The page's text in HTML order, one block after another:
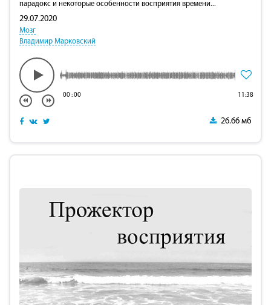
парадокс и некоторые особенности восприятия времени...
29.07.2020
Мозг
Владимир Марковский
00:00 11:38
26.66 мб